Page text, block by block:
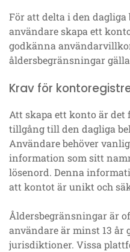
För att delta i den
användare skapa ett
godkänna
åldersbegränsningar
Krav för
Att skapa ett konto är det
tillgång till den dagliga
Användare behöver
information som sitt
lösenord. Denna
att kontot är unikt och
Åldersbegränsningar är
användare är minst 13 år
jurisdiktioner. Vissa